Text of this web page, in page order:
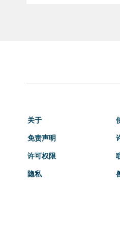
关于
免责声明
许可权限
隐私